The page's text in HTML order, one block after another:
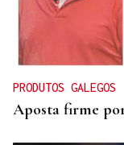
CONATO EXTINGUIDO
Vídeo | Se
cantera de Untes
PRODUTOS GALEGOS
Aposta firme